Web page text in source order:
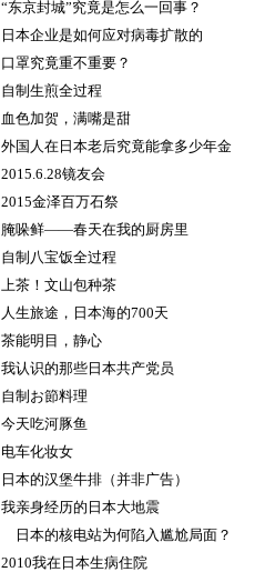
“东京封城”究竟是怎么一回事？
日本企业是如何应对病毒扩散的
口罩究竟重不重要？
自制生煎全过程
血色加贺，满嘴是甜
外国人在日本老后究竟能拿多少年金
2015.6.28镜友会
2015金泽百万石祭
腌哚鲜——春天在我的厨房里
自制八宝饭全过程
上茶！文山包种茶
人生旅途，日本海的700天
茶能明目，静心
我认识的那些日本共产党员
自制お節料理
今天吃河豚鱼
电车化妆女
日本的汉堡牛排（并非广告）
我亲身经历的日本大地震
日本的核电站为何陷入尴尬局面？
2010我在日本生病住院